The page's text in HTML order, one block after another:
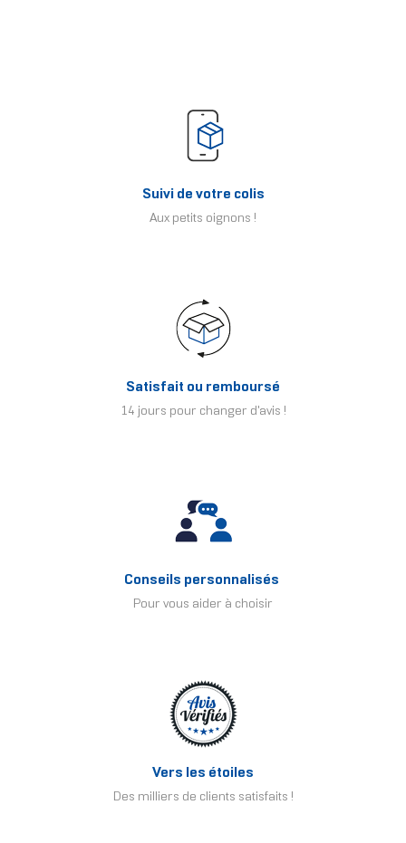
Suivi de votre colis
Aux petits oignons !
Satisfait ou remboursé
14 jours pour changer d'avis !
Conseils personnalisés
Pour vous aider à choisir
Vers les étoiles
Des milliers de clients satisfaits !